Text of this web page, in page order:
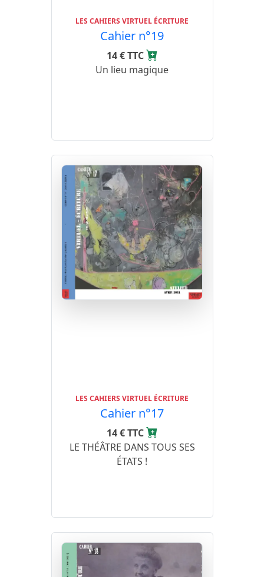
LES CAHIERS VIRTUEL ÉCRITURE
Cahier n°19
14 € TTC
Un lieu magique
LES CAHIERS VIRTUEL ÉCRITURE
Cahier n°17
14 € TTC
LE THÉÂTRE DANS TOUS SES
ÉTATS !